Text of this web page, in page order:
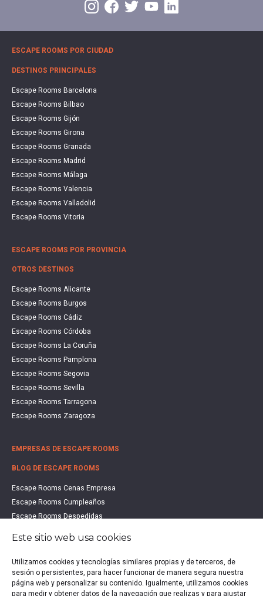
ESCAPE ROOMS POR CIUDAD
DESTINOS PRINCIPALES
Escape Rooms Barcelona
Escape Rooms Bilbao
Escape Rooms Gijón
Escape Rooms Girona
Escape Rooms Granada
Escape Rooms Madrid
Escape Rooms Málaga
Escape Rooms Valencia
Escape Rooms Valladolid
Escape Rooms Vitoria
ESCAPE ROOMS POR PROVINCIA
OTROS DESTINOS
Escape Rooms Alicante
Escape Rooms Burgos
Escape Rooms Cádiz
Escape Rooms Córdoba
Escape Rooms La Coruña
Escape Rooms Pamplona
Escape Rooms Segovia
Escape Rooms Sevilla
Escape Rooms Tarragona
Escape Rooms Zaragoza
EMPRESAS DE ESCAPE ROOMS
BLOG DE ESCAPE ROOMS
Escape Rooms Cenas Empresa
Escape Rooms Cumpleaños
Escape Rooms Despedidas
Escape Rooms Familias
Escape Rooms Halloween
Escape Rooms San Valentín
Estudio de Mercado Escape Rooms 2021
Este sitio web usa cookies
Utilizamos cookies y tecnologías similares propias y de terceros, de
sesión o persistentes, para hacer funcionar de manera segura nuestra
página web y personalizar su contenido. Igualmente, utilizamos cookies
para medir y obtener datos de la navegación que realizas y para ajustar